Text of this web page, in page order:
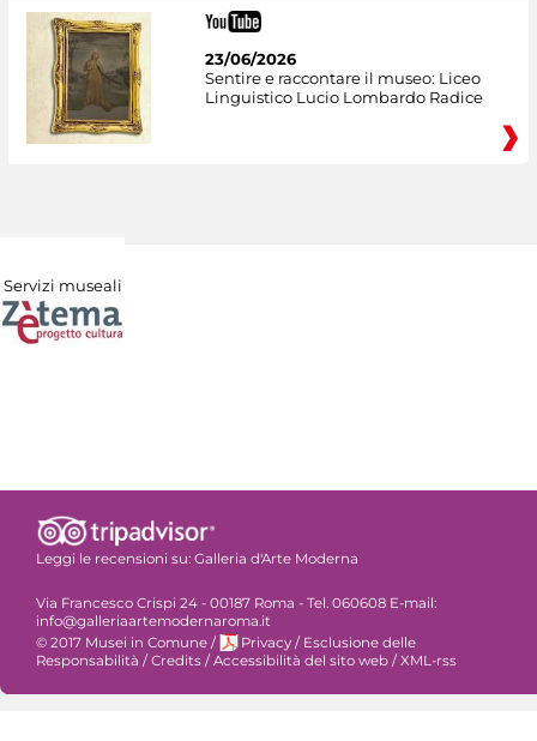
23/06/2026
Sentire e raccontare il museo: Liceo
Linguistico Lucio Lombardo Radice
Servizi museali
Leggi le recensioni su: Galleria d'Arte Moderna
Via Francesco Crispi 24 - 00187 Roma - Tel. 060608 E-mail:
info@galleriaartemodernaroma.it
© 2017 Musei in Comune / Privacy / Esclusione delle
Responsabilità / Credits / Accessibilità del sito web / XML-rss